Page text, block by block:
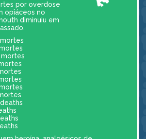
por overdose
opiáceos no
diminuiu em
mortes